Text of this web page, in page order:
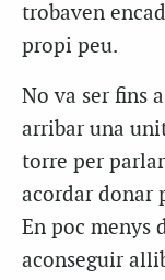
trobaven
propi peu.
No va ser fins
arribar una
torre per
acordar donar
En poc menys
aconseguir